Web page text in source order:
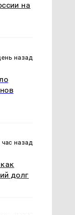
на
назад
час назад
долг